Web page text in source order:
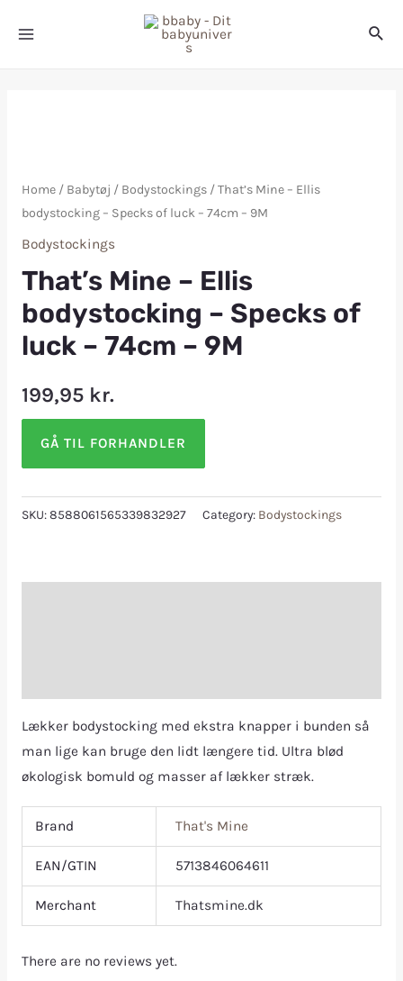
Home/ Babytøj / Bodystockings/ That’s Mine – Ellis
bodystocking – Specks of luck – 74cm – 9M
Bodystockings
That’s Mine – Ellis
bodystocking – Specks of
luck – 74cm – 9M
199,95 kr.
GÅ TIL FORHANDLER
SKU:8588061565339832927 Category: Bodystockings
Lækker bodystocking med ekstra knapper i bunden så
man lige kan bruge den lidt længere tid. Ultra blød
økologisk bomuld og masser af lækker stræk.
Brand That's Mine
EAN/GTIN 5713846064611
Merchant Thatsmine.dk
There are no reviews yet.